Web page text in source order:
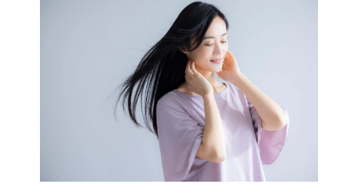
ワンデー白髪かくし
オイルインヘアマニキュア
オンラインショップ限定商品